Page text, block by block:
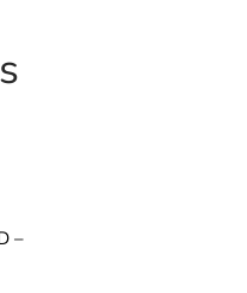
–